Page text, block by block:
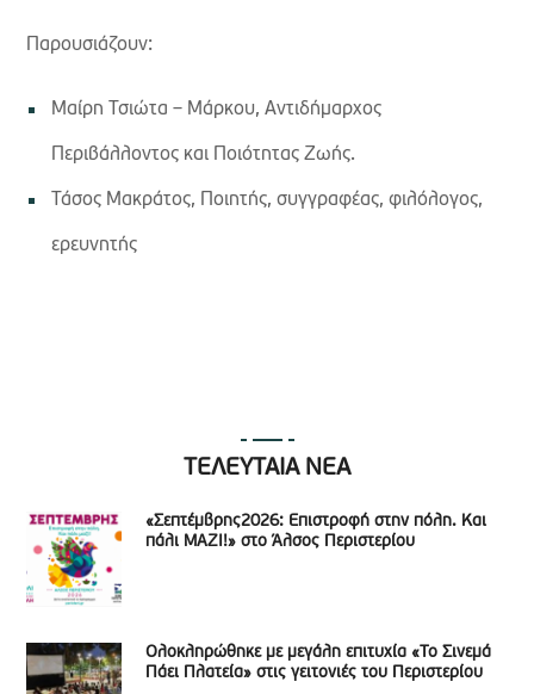
Παρουσιάζουν:
Μαίρη Τσιώτα – Μάρκου, Αντιδήμαρχος
Περιβάλλοντος και Ποιότητας Ζωής.
Τάσος Μακράτος, Ποιητής, συγγραφέας, φιλόλογος,
ερευνητής
ΤΕΛΕΥΤΑΙΑ ΝΕΑ
«Σεπτέμβρης2026: Επιστροφή στην πόλη. Και
πάλι ΜΑΖΙ!» στο Άλσος Περιστερίου
Ολοκληρώθηκε με μεγάλη επιτυχία «Το Σινεμά
Πάει Πλατεία» στις γειτονιές του Περιστερίου